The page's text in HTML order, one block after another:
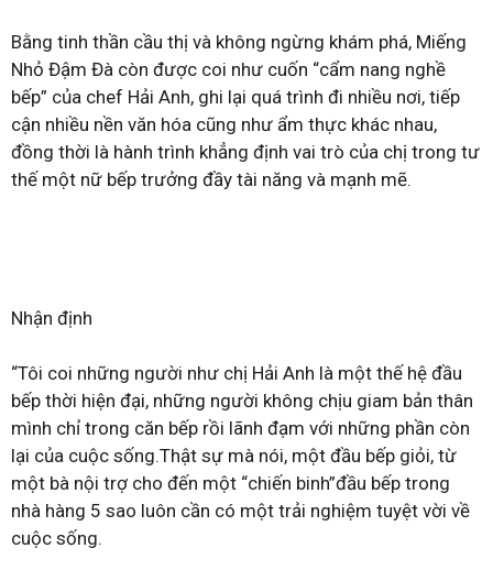
Bằng tinh thần cầu thị và không ngừng khám phá, Miếng
Nhỏ Đậm Đà còn được coi như cuốn “cẩm nang nghề
bếp” của chef Hải Anh, ghi lại quá trình đi nhiều nơi, tiếp
cận nhiều nền văn hóa cũng như ẩm thực khác nhau,
đồng thời là hành trình khẳng định vai trò của chị trong tư
thế một nữ bếp trưởng đầy tài năng và mạnh mẽ.
Nhận định
“Tôi coi những người như chị Hải Anh là một thế hệ đầu
bếp thời hiện đại, những người không chịu giam bản thân
mình chỉ trong căn bếp rồi lãnh đạm với những phần còn
lại của cuộc sống.Thật sự mà nói, một đầu bếp giỏi, từ
một bà nội trợ cho đến một “chiến binh”đầu bếp trong
nhà hàng 5 sao luôn cần có một trải nghiệm tuyệt vời về
cuộc sống.